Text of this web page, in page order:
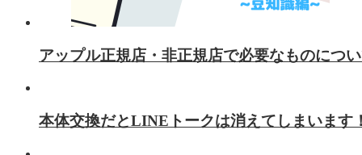
アップル正規店・非正規店で必要なものにつ
本体交換だとLINEトークは消えてしまいます